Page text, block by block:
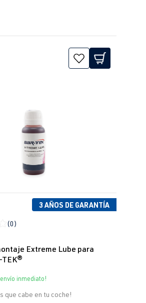
3 AÑOS DE GARANTÍA
de 0 de 5 estrellas
(0)
Extreme Lube para
inmediato!
que cabe en tu coche!